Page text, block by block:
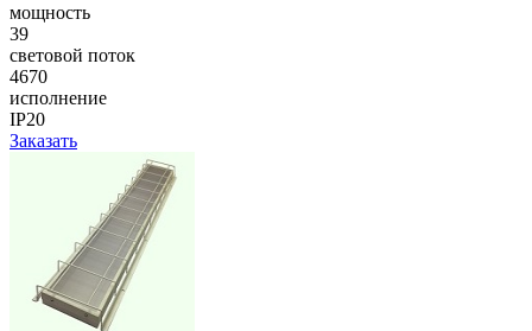
мощность
39
световой поток
4670
исполнение
IP20
Заказать